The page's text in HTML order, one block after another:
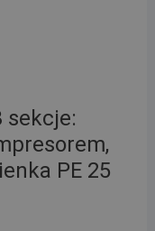
sekcje:
PE 25